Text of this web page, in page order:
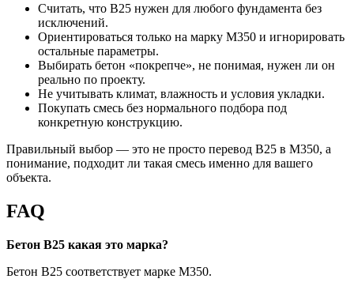
Считать, что В25 нужен для любого фундамента без
исключений.
Ориентироваться только на марку М350 и игнорировать
остальные параметры.
Выбирать бетон «покрепче», не понимая, нужен ли он
реально по проекту.
Не учитывать климат, влажность и условия укладки.
Покупать смесь без нормального подбора под
конкретную конструкцию.
Правильный выбор — это не просто перевод В25 в М350, а
понимание, подходит ли такая смесь именно для вашего
объекта.
FAQ
Бетон В25 какая это марка?
Бетон В25 соответствует марке М350.